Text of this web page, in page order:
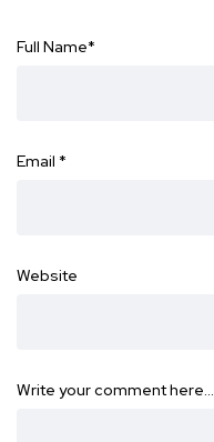
Full Name*
Email *
Website
Write your comment here…